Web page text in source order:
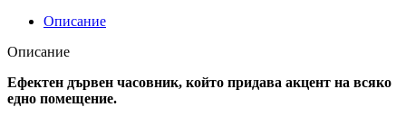
Описание
Описание
Ефектен дървен часовник, който придава акцент на всяко
едно помещение.